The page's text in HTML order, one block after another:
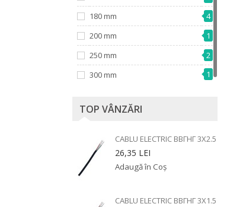
180 mm
4
200 mm
1
250 mm
2
300 mm
1
TOP VÂNZĂRI
CABLU ELECTRIC ВВГНГ 3X2.5
26,35 LEI
CABLU ELECTRIC ВВГНГ 3X1.5